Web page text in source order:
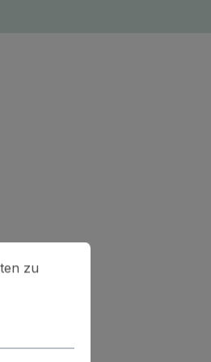
zu können.
Mehr Informationen ...
zu